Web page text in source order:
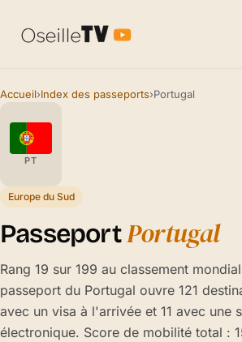
Accueil›Index des passeports›Portugal
PT
Europe du Sud
PasseportPortugal
Rang 19 sur 199 au classement
passeport du Portugal ouvre 121
avec un visa à l'arrivée et 11 avec une
électronique. Score de mobilité total :